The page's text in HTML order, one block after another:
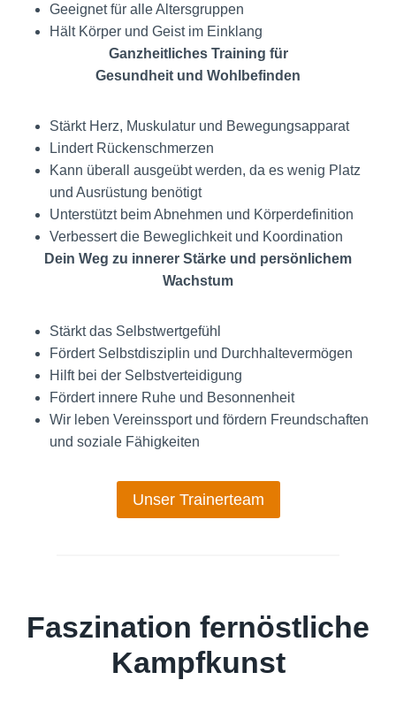
Geeignet für alle Altersgruppen
Hält Körper und Geist im Einklang
Ganzheitliches Training für
Gesundheit und Wohlbefinden
Stärkt Herz, Muskulatur und Bewegungsapparat
Lindert Rückenschmerzen
Kann überall ausgeübt werden, da es wenig Platz
und Ausrüstung benötigt
Unterstützt beim Abnehmen und Körperdefinition
Verbessert die Beweglichkeit und Koordination
Dein Weg zu innerer Stärke und persönlichem
Wachstum
Stärkt das Selbstwertgefühl
Fördert Selbstdisziplin und Durchhaltevermögen
Hilft bei der Selbstverteidigung
Fördert innere Ruhe und Besonnenheit
Wir leben Vereinssport und fördern Freundschaften
und soziale Fähigkeiten
Unser Trainerteam
Faszination fernöstliche
Kampfkunst